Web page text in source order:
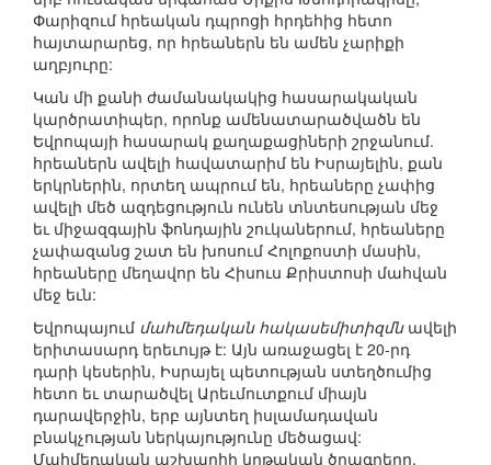
Փարիզում հրեական դպրոցի հրդեհից հետո
հայտարարեց, որ հրեաներն են ամեն չարիքի
աղբյուրը:
Կան մի քանի ժամանակակից հասարակական
կարծրատիպեր, որոնք ամենատարածվածն են
Եվրոպայի հասարակ քաղաքացիների շրջանում.
հրեաներն ավելի հավատարիմ են Իսրայելին, քան
երկրներին, որտեղ ապրում են, հրեաները չափից
ավելի մեծ ազդեցություն ունեն տնտեսության մեջ
եւ միջազգային ֆոնդային շուկաներում, հրեաները
չափազանց շատ են խոսում Հոլոքոստի մասին,
հրեաները մեղավոր են Հիսուս Քրիստոսի մահվան
մեջ եւն:
Եվրոպայում մահմեդական հակասեմիտիզմնավելի
երիտասարդ երեւույթ է: Այն առաջացել է 20-րդ
դարի կեսերին, Իսրայել պետության ստեղծումից
հետո եւ տարածվել Արեւմուտքում միայն
դարավերջին, երբ այնտեղ իսլամադավան
բնակչության ներկայությունը մեծացավ:
Մահմեդական աշխարհի կրթական ծրագրերը,